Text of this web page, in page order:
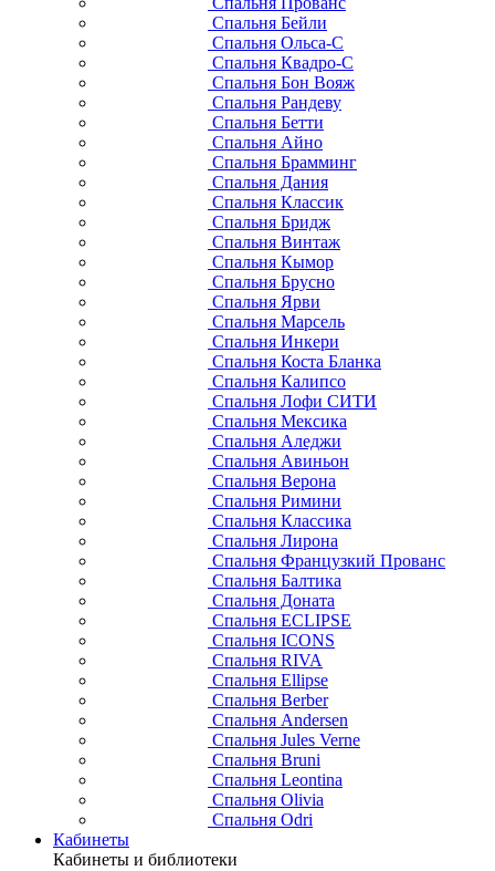
Спальня Бейли
Спальня Ольса-С
Спальня Квадро-С
Спальня Бон Вояж
Спальня Рандеву
Спальня Бетти
Спальня Айно
Спальня Брамминг
Спальня Дания
Спальня Классик
Спальня Бридж
Спальня Винтаж
Спальня Кымор
Спальня Брусно
Спальня Ярви
Спальня Марсель
Спальня Инкери
Спальня Коста Бланка
Спальня Калипсо
Спальня Лофи СИТИ
Спальня Мексика
Спальня Аледжи
Спальня Авиньон
Спальня Верона
Спальня Римини
Спальня Классика
Спальня Лирона
Спальня Французкий Прованс
Спальня Балтика
Спальня Доната
Спальня ECLIPSE
Спальня ICONS
Спальня RIVA
Спальня Ellipse
Спальня Berber
Спальня Andersen
Спальня Jules Verne
Спальня Bruni
Спальня Leontina
Спальня Olivia
Спальня Odri
Кабинеты
Кабинеты и библиотеки